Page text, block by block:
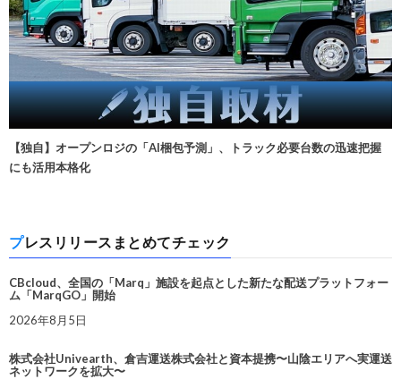
【独自】オープンロジの「AI梱包予測」、トラック必要台数の迅速把握
にも活用本格化
プレスリリースまとめてチェック
CBcloud、全国の「Marq」施設を起点とした新たな配送プラットフォー
ム「MarqGO」開始
2026年8月5日
株式会社Univearth、倉吉運送株式会社と資本提携〜山陰エリアへ実運送
ネットワークを拡大〜